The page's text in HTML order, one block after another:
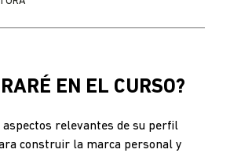
EN EL CURSO?
aspectos relevantes de su perfil
construir la marca personal y